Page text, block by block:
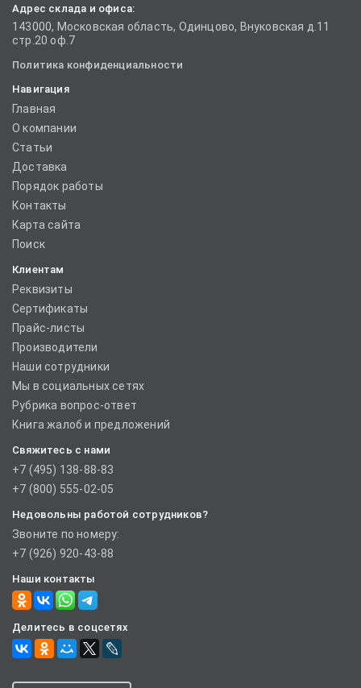
Адрес склада и офиса:
143000, Московская область, Одинцово, Внуковская д.11
стр.20 оф.7
Политика конфиденциальности
Навигация
Главная
О компании
Статьи
Доставка
Порядок работы
Контакты
Карта сайта
Поиск
Клиентам
Реквизиты
Сертификаты
Прайс-листы
Производители
Наши сотрудники
Мы в социальных сетях
Рубрика вопрос-ответ
Книга жалоб и предложений
Свяжитесь с нами
+7 (495) 138-88-83
+7 (800) 555-02-05
Недовольны работой сотрудников?
Звоните по номеру:
+7 (926) 920-43-88
Наши контакты
Делитесь в соцсетях